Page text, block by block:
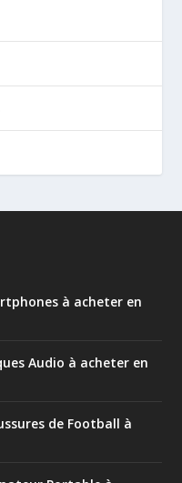
à acheter en
Audio à acheter en
de Football à